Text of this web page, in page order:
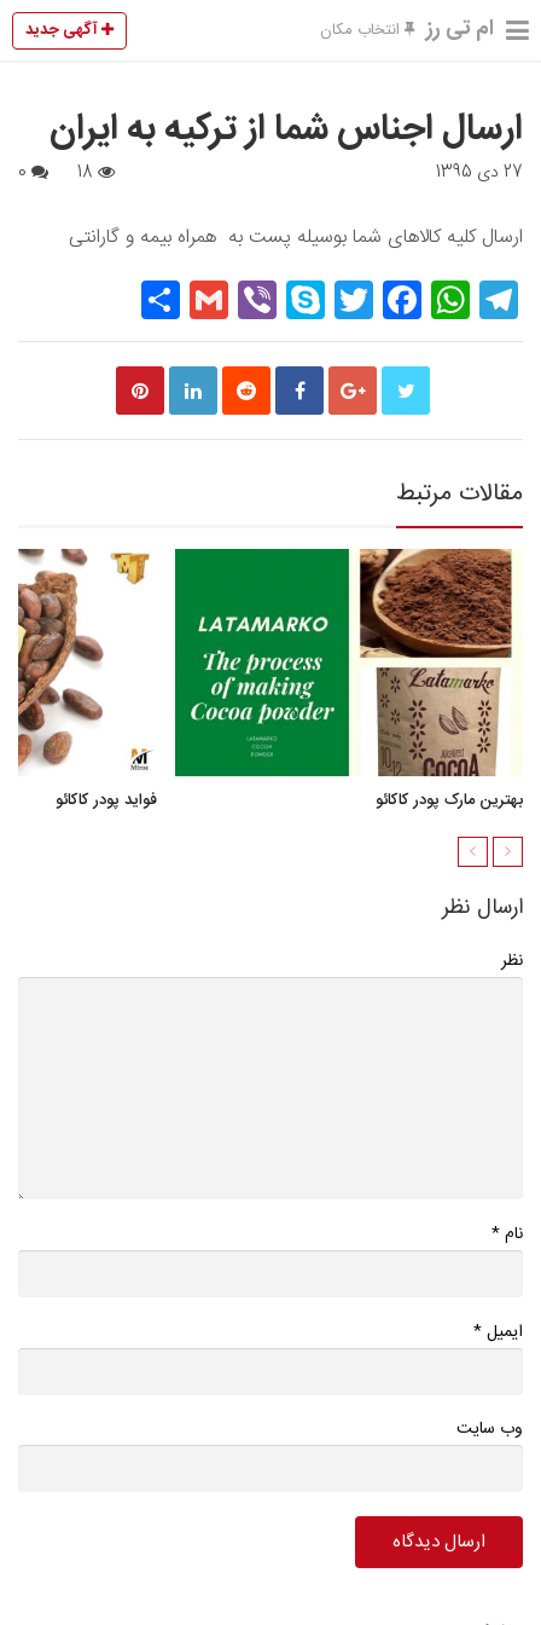
ام تی رز انتخاب مکان آگهی جدید
ارسال اجناس شما از ترکیه به ایران
27 دی 1395
ارسال کلیه کالاهای شما بوسیله پست به همراه بیمه و گارانتی
Telegram
WhatsApp
Facebook
Twitter
Skype
Viber
Gmail
مقالات مرتبط
بهترین مارک پودر کاکائو فواید پودر کاکائو
ارسال نظر
نظر
نام*
ایمیل*
وب سایت